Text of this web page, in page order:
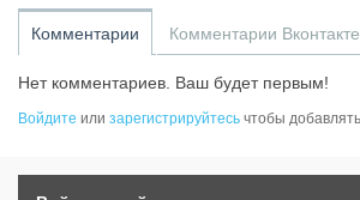
Комментарии Комментарии Вконтакте
Нет комментариев. Ваш будет первым!
Войдите или зарегистрируйтесь чтобы